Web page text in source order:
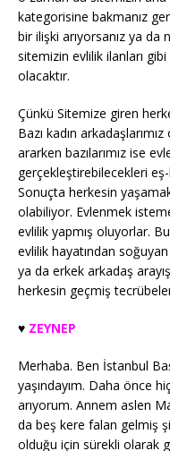
kategorisine bakmanız
bir ilişki arıyorsanız ya
sitemizin evlilik ilanları
olacaktır.
Çünkü Sitemize giren
Bazı kadın
ararken bazılarımız ise
gerçekleştirebilecekleri
Sonuçta herkesin
olabiliyor. Evlenmek
evlilik yapmış oluyorlar.
evlilik hayatından soğuyan
ya da erkek arkadaş
herkesin geçmiş
♥️ ZEYNEP
Merhaba. Ben İstanbul
yaşındayım. Daha önce
arıyorum. Annem aslen
da beş kere falan gelmiş
olduğu için sürekli olarak